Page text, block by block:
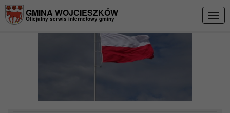
GMINA WOJCIESZKÓW
Oficjalny serwis internetowy gminy